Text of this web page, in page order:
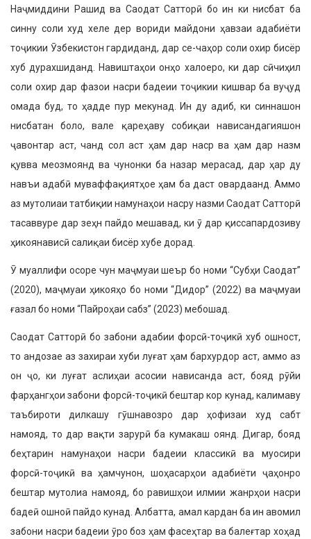
Наҷмиддини Рашид ва Саодат Сатторӣ бо ин ки нисбат ба
синну соли худ хеле дер вориди майдони ҳавзаи адабиёти
тоҷикии Ӯзбекистон гардиданд, дар се-чаҳор соли охир бисёр
хуб дурахшиданд. Навиштаҳои онҳо халоеро, ки дар сӣчиҳил
соли охир дар фазои насри бадеии тоҷикии кишвар ба вуҷуд
омада буд, то ҳадде пур мекунад. Ин ду адиб, ки синнашон
нисбатан боло, вале қареҳаву собиқаи нависандагияшон
ҷавонтар аст, чанд сол аст ҳам дар наср ва ҳам дар назм
қувва меозмоянд ва чунонки ба назар мерасад, дар ҳар ду
навъи адабӣ муваффақиятҳое ҳам ба даст овардаанд. Аммо
аз мутолиаи татбиқии намунаҳои насру назми Саодат Сатторӣ
тасаввуре дар зеҳн пайдо мешавад, ки ӯ дар қиссапардозиву
ҳикоянависӣ салиқаи бисёр хубе дорад.
Ӯ муаллифи осоре чун маҷмуаи шеър бо номи “Субҳи Саодат”
(2020), маҷмуаи ҳикояҳо бо номи “Дидор” (2022) ва маҷмуаи
ғазал бо номи “Пайроҳаи сабз” (2023) мебошад.
Саодат Сатторӣ бо забони адабии форсӣ-тоҷикӣ хуб ошност,
то андозае аз захираи хуби луғат ҳам бархурдор аст, аммо аз
он ҷо, ки луғат аслиҳаи асосии нависанда аст, бояд рӯйи
фарҳангҳои забони форсӣ-тоҷикӣ бештар кор кунад, калимаву
таъбироти дилкашу гӯшнавозро дар ҳофизаи худ сабт
намояд, то дар вақти зарурӣ ба кумакаш оянд. Дигар, бояд
беҳтарин намунаҳои насри бадеии классикӣ ва муосири
форсӣ-тоҷикӣ ва ҳамчунон, шоҳасарҳои адабиёти ҷаҳонро
бештар мутолиа намояд, бо равишҳои илмии жанрҳои насри
бадеӣ ошноӣ пайдо кунад. Албатта, амал кардан ба ин авомил
забони насри бадеии ӯро боз ҳам фасеҳтар ва балеғтар хоҳад